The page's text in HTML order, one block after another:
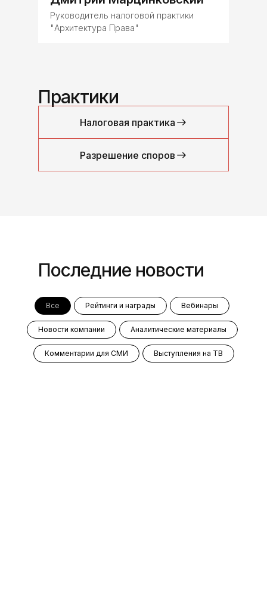
Руководитель налоговой практики
"Архитектура Права"
Практики
Налоговая практика
Разрешение споров
Последние новости
Все Рейтинги и награды Вебинары
Новости компании Аналитические материалы
Комментарии для СМИ Выступления на ТВ